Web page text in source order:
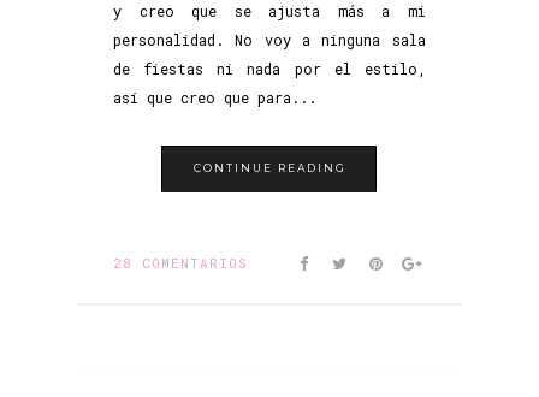
y creo que se ajusta más a mi
personalidad. No voy a ninguna sala
de fiestas ni nada por el estilo,
así que creo que para...
CONTINUE READING
28 COMENTARIOS